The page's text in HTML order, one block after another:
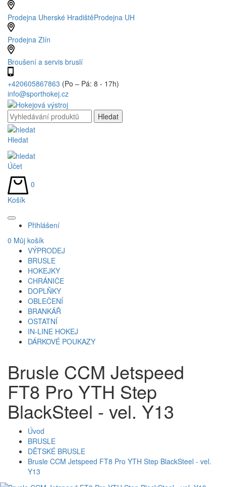
Prodejna Uherské HradištěProdejna UH
Prodejna Zlín
Broušení a servis bruslí
+420605867863 (Po – Pá: 8 - 17h)
info@sporthokej.cz
Hledat
Účet
0
Košík
Přihlášení
0 Můj košík
VÝPRODEJ
BRUSLE
HOKEJKY
CHRÁNIČE
DOPLŇKY
OBLEČENÍ
BRANKÁŘ
OSTATNÍ
IN-LINE HOKEJ
DÁRKOVÉ POUKAZY
Brusle CCM Jetspeed
FT8 Pro YTH Step
BlackSteel - vel. Y13
Úvod
BRUSLE
DĚTSKÉ BRUSLE
Brusle CCM Jetspeed FT8 Pro YTH Step BlackSteel - vel.
Y13